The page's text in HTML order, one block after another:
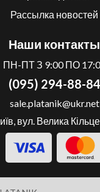
Рассылка новостей
Наши контакты
ПН-ПТ З 9:00 ПО
(095) 294-88-84
sale.platanik@ukr.net
вул. Велика